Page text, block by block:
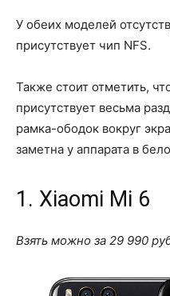
У обеих моделей
присутствует чип NFS.
Также стоит отметить,
присутствует весьма
рамка-ободок вокруг
заметна у аппарата в
1. Xiaomi Mi 6
Взять можно за 29 990